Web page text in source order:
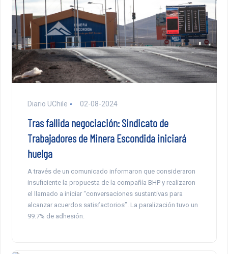
Diario UChile 02-08-2024
Tras fallida negociación: Sindicato de
Trabajadores de Minera Escondida iniciará
huelga
A través de un comunicado informaron que consideraron
insuficiente la propuesta de la compañía BHP y realizaron
el llamado a iniciar “conversaciones sustantivas para
alcanzar acuerdos satisfactorios”. La paralización tuvo un
99.7% de adhesión.